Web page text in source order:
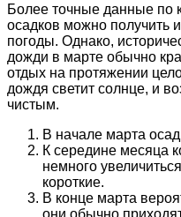
Более точные данные по
осадков можно получить
погоды. Однако,
дожди в марте обычно
отдых на протяжении
дождя светит солнце, и
чистым.
В начале марта
К середине месяца
немного
короткие.
В конце марта
они обычно